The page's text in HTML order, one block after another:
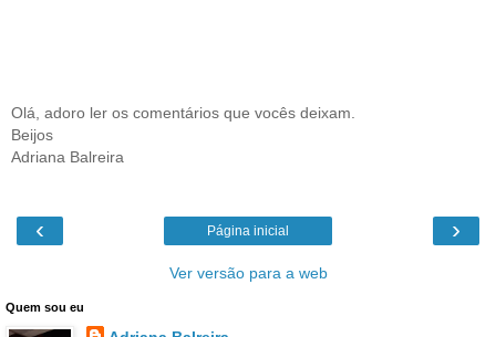
Olá, adoro ler os comentários que vocês deixam.
Beijos
Adriana Balreira
‹ ›
Página inicial
Ver versão para a web
Quem sou eu